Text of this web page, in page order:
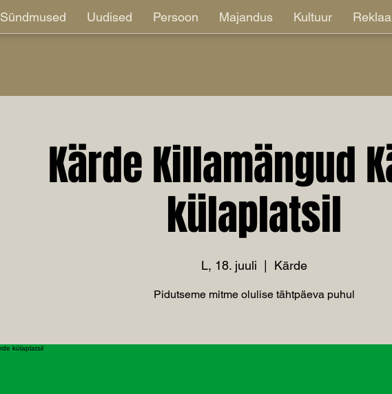
Sündmused Uudised Persoon Majandus Kultuur
Kärde Killamängud
külaplatsil
L, 18. juuli Kärde
Pidutseme mitme olulise tähtpäeva puhul